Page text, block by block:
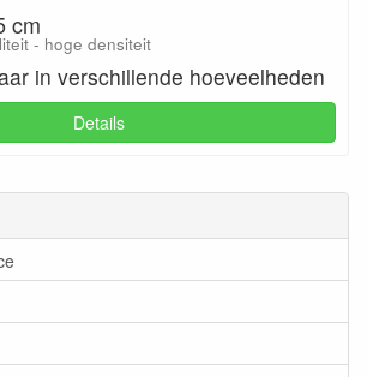
cm
- hoge densiteit
in verschillende hoeveelheden
Details